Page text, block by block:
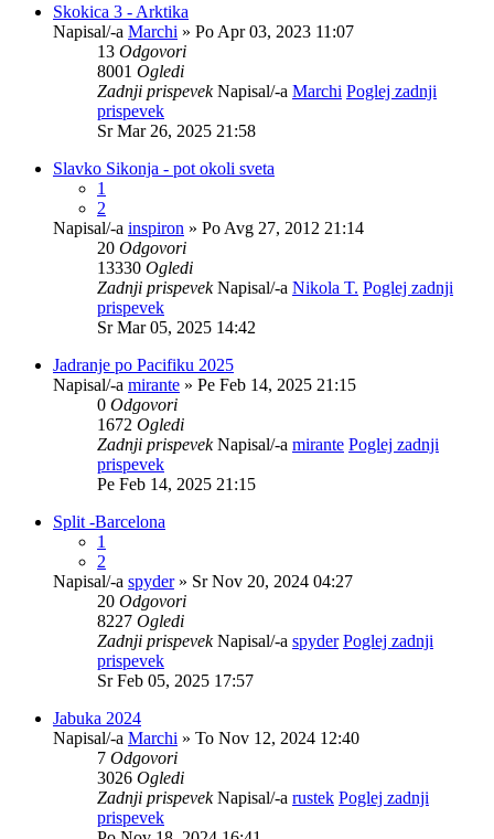
Skokica 3 - Arktika
Napisal/-a Marchi » Po Apr 03, 2023 11:07
13 Odgovori
8001 Ogledi
Zadnji prispevekNapisal/-a Marchi Poglej zadnji
prispevek
Sr Mar 26, 2025 21:58
Slavko Sikonja - pot okoli sveta
1
2
Napisal/-a inspiron » Po Avg 27, 2012 21:14
20 Odgovori
13330 Ogledi
Zadnji prispevekNapisal/-a Nikola T. Poglej zadnji
prispevek
Sr Mar 05, 2025 14:42
Jadranje po Pacifiku 2025
Napisal/-a mirante » Pe Feb 14, 2025 21:15
0 Odgovori
1672 Ogledi
Zadnji prispevekNapisal/-a mirante Poglej zadnji
prispevek
Pe Feb 14, 2025 21:15
Split -Barcelona
1
2
Napisal/-a spyder» Sr Nov 20, 2024 04:27
20 Odgovori
8227 Ogledi
Zadnji prispevekNapisal/-a spyder Poglej zadnji
prispevek
Sr Feb 05, 2025 17:57
Jabuka 2024
Napisal/-a Marchi » To Nov 12, 2024 12:40
7 Odgovori
3026 Ogledi
Zadnji prispevekNapisal/-a rustek Poglej zadnji
prispevek